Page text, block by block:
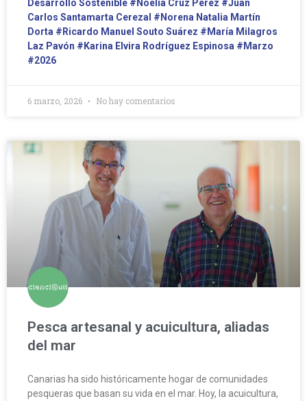
Desarrollo Sostenible #Noelia Cruz Pérez #Juan
Carlos Santamarta Cerezal #Norena Natalia Martín
Dorta #Ricardo Manuel Souto Suárez #María Milagros
Laz Pavón #Karina Elvira Rodríguez Espinosa #Marzo
#2026
6 marzo, 2026 No hay comentarios
Pesca artesanal y acuicultura, aliadas
del mar
Canarias ha sido históricamente hogar de comunidades
pesqueras que basan su vida en el mar. Hoy, la acuicultura,